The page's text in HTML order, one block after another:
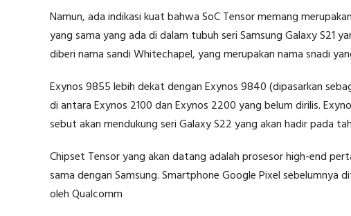
Namun, ada indikasi kuat bahwa SoC Tensor memang
yang sama yang ada di dalam tubuh seri Samsung Galaxy S21
diberi nama sandi Whitechapel, yang merupakan nama snadi
Exynos 9855 lebih dekat dengan Exynos 9840 (dipasarkan
di antara Exynos 2100 dan Exynos 2200 yang belum dirilis.
sebut akan mendukung seri Galaxy S22 yang akan hadir pada
Chipset Tensor yang akan datang adalah prosesor high-end
sama dengan Samsung. Smartphone Google Pixel sebelumnya
oleh Qualcomm